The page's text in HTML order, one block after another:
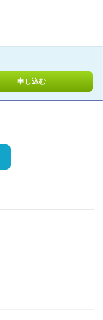
申し込む